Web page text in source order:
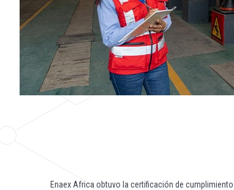
Enaex Africa obtuvo la certificación de cumplimiento